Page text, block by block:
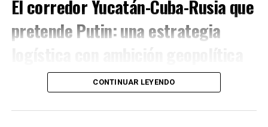
contraIrán ni le provea cobertura financiera, algo que
Pekín no quiere conceder sin obtener algo a cambio.
reuniones
Los analistas manejan tres escenarios. Lo más probable:
reapertura de canales de comunicación entre equipos
El corredor Yucatán-Cuba-Rusia que
pretende Putin: una estrategia
En un momento en que Estados Unidos intensifica su
proteccionismo, Rusia busca ampliar su presencia en el
hemisferio occidental. Según Aleksey Valkov, director
CONTINUAR LEYENDO